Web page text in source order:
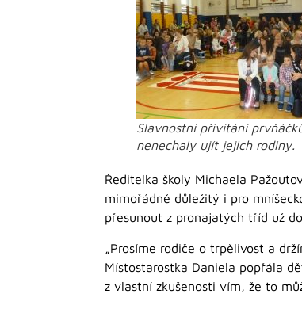
Slavnostní přivítání
nenechaly ujít jejich rodiny.
Ředitelka školy Michaela
mimořádně důležitý i pro
přesunout z pronajatých tříd už
„Prosíme rodiče o trpělivost a
Místostarostka Daniela popřála
z vlastní zkušenosti vím, že to